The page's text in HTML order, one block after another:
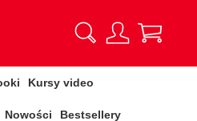
Kursy video
Nowości Bestsellery